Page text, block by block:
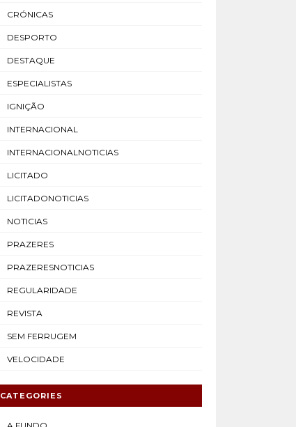
CRÓNICAS
DESPORTO
DESTAQUE
ESPECIALISTAS
IGNIÇÃO
INTERNACIONAL
INTERNACIONALNOTICIAS
LICITADO
LICITADONOTICIAS
NOTICIAS
PRAZERES
PRAZERESNOTICIAS
REGULARIDADE
REVISTA
SEM FERRUGEM
VELOCIDADE
CATEGORIES